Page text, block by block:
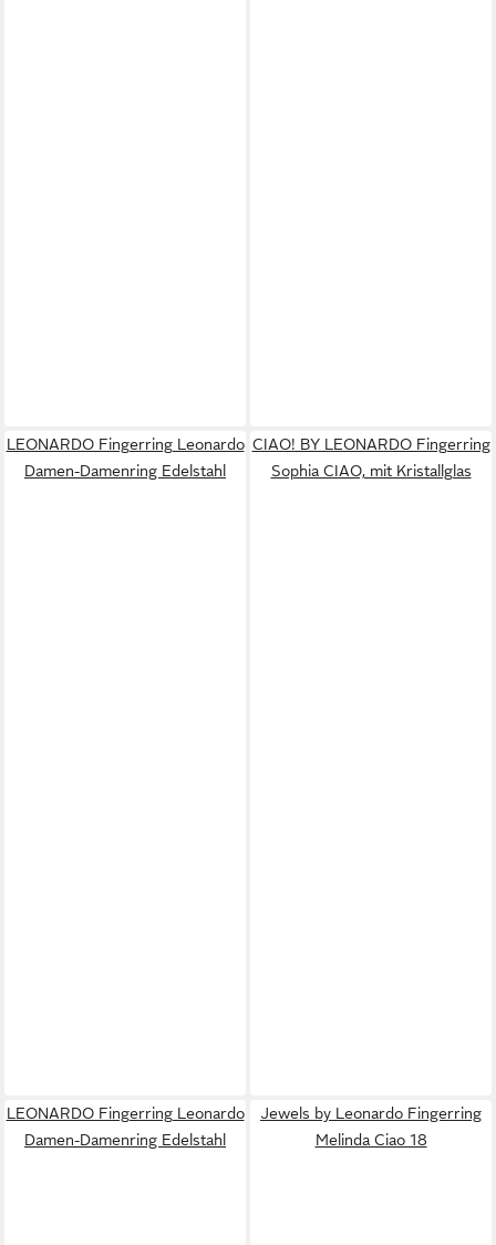
LEONARDO Fingerring Leonardo
Damen-Damenring Edelstahl
CIAO! BY LEONARDO Fingerring
Sophia CIAO, mit Kristallglas
LEONARDO Fingerring Leonardo
Damen-Damenring Edelstahl
Jewels by Leonardo Fingerring
Melinda Ciao 18